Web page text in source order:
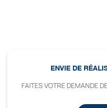
ENVIE DE
FAITES VOTRE DEMANDE